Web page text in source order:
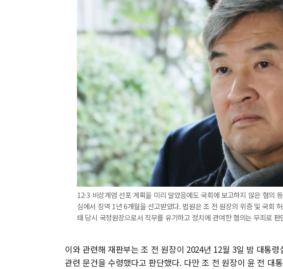
12·3 비상계엄 선포 계획을 미리 알았음에도 국회에 보고하지 않은 혐의
심에서 징역 1년 6개월을 선고받았다. 법원은 조 전 원장의 위증 및 국회
태 당시 국정원장으로서 직무를 유기하고 정치에 관여한 혐의는 무죄로
이와 관련해 재판부는 조 전 원장이 2024년 12월 3일 밤 대통
관련 문건을 수령했다고 판단했다. 다만 조 전 원장이 윤 전 대